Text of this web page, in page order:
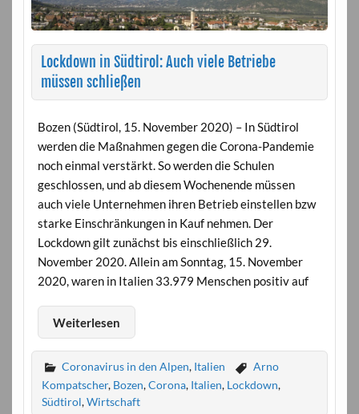
Lockdown in Südtirol: Auch viele Betriebe
müssen schließen
Bozen (Südtirol, 15. November 2020) – In Südtirol
werden die Maßnahmen gegen die Corona-Pandemie
noch einmal verstärkt. So werden die Schulen
geschlossen, und ab diesem Wochenende müssen
auch viele Unternehmen ihren Betrieb einstellen bzw
starke Einschränkungen in Kauf nehmen. Der
Lockdown gilt zunächst bis einschließlich 29.
November 2020. Allein am Sonntag, 15. November
2020, waren in Italien 33.979 Menschen positiv auf
Weiterlesen
Coronavirus in den Alpen, Italien
Arno
Kompatscher, Bozen,Corona, Italien, Lockdown,
Südtirol,Wirtschaft